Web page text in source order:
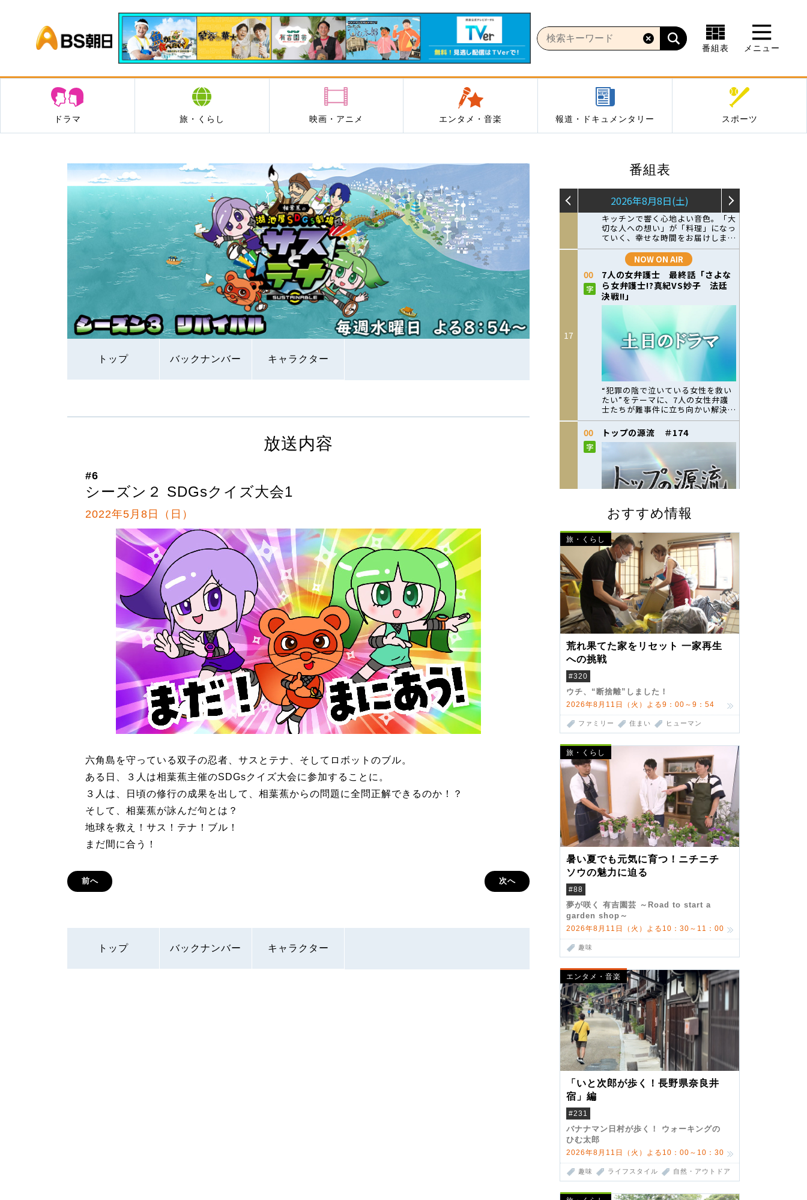
BS朝日
番組表 メニュー
ドラマ 旅・くらし 映画・アニメ エンタメ・音楽 報道・ドキュメンタリー スポーツ
トップ バックナンバー キャラクター
番組表
おすすめ情報
旅・くらし
荒れ果てた家をリセット 一家再生
への挑戦
#320
ウチ、“断捨離”しました！
2026年8月11日（火）よる9：00～9：54
ファミリー 住まい ヒューマン
旅・くらし
暑い夏でも元気に育つ！ニチニチ
ソウの魅力に迫る
#88
夢が咲く 有吉園芸 ～Road to start a
garden shop～
2026年8月11日（火）よる10：30～11：00
趣味
エンタメ・音楽
「いと次郎が歩く！長野県奈良井
宿」編
#231
バナナマン日村が歩く！ ウォーキングの
ひむ太郎
2026年8月11日（火）よる10：00～10：30
趣味 ライフスタイル 自然・アウトドア
放送内容
#6
シーズン２ SDGsクイズ大会1
2022年5月8日（日）
六角島を守っている双子の忍者、サスとテナ、そしてロボットのブル。
ある日、３人は相葉蕉主催のSDGsクイズ大会に参加することに。
３人は、日頃の修行の成果を出して、相葉蕉からの問題に全問正解できるのか！？
そして、相葉蕉が詠んだ句とは？
地球を救え！サス！テナ！ブル！
まだ間に合う！
前へ 次へ
トップ バックナンバー キャラクター